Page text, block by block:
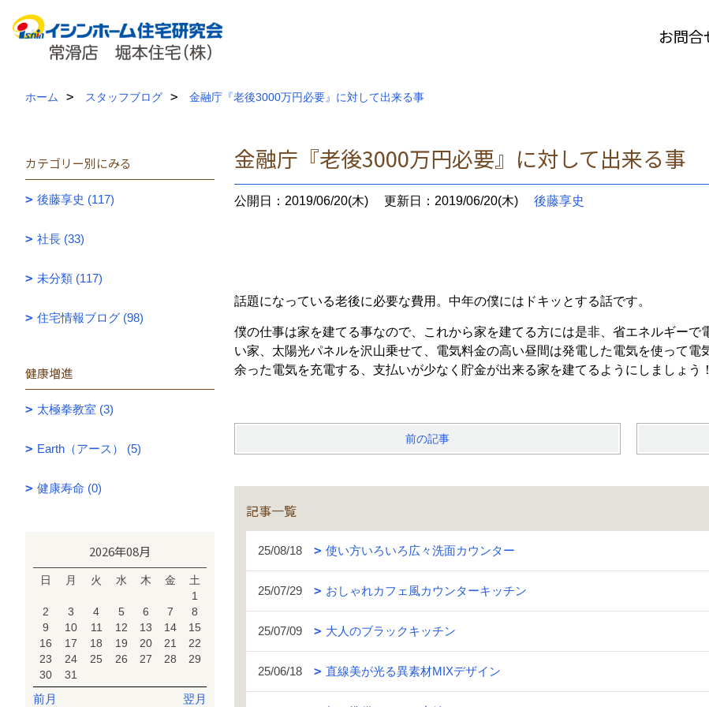
お問合
ホーム スタッフブログ 金融庁『老後3000万円必要』に対して出来る事
金融庁『老後3000万円必要』に対して出来る事
公開日：2019/06/20(木) 更新日：2019/06/20(木) 後藤享史
話題になっている老後に必要な費用。中年の僕にはドキッとする話です。
僕の仕事は家を建てる事なので、これから家を建てる方には是非、省エネルギー
い家、太陽光パネルを沢山乗せて、電気料金の高い昼間は発電した電気を使って
余った電気を充電する、支払いが少なく貯金が出来る家を建てるようにしましょう
前の記事
記事一覧
25/08/18 使い方いろいろ広々洗面カウンター
25/07/29 おしゃれカフェ風カウンターキッチン
25/07/09 大人のブラックキッチン
25/06/18 直線美が光る異素材MIXデザイン
カテゴリー別にみる
後藤享史 (117)
社長 (33)
未分類 (117)
住宅情報ブログ (98)
健康増進
太極拳教室 (3)
Earth（アース） (5)
健康寿命 (0)
2026年08月
日 月 火 水 木 金
土
1
2
3 4 5 6 7
8
9
10 11 12 13 14
15
16
17 18 19 20 21
22
23
24 25 26 27 28
29
30
31
前月 翌月